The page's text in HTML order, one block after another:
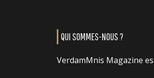
QUI SOMMES-NOUS ?
VerdamMnis Magazine